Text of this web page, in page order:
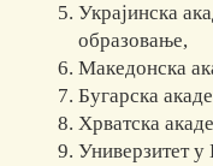
Украјинска
образовање,
Македонска
Бугарска
Хрватска
Универзитет